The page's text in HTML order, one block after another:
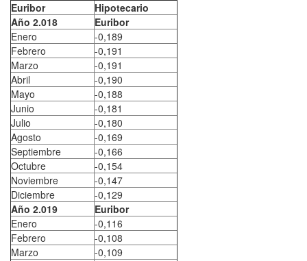
Euribor
Hipotecario
Año 2.018
Euribor
Enero
-0,189
Febrero
-0,191
Marzo
-0,191
Abril
-0,190
Mayo
-0,188
Junio
-0,181
Julio
-0,180
Agosto
-0,169
Septiembre
-0,166
Octubre
-0,154
Noviembre
-0,147
Diciembre
-0,129
Año 2.019
Euribor
Enero
-0,116
Febrero
-0,108
Marzo
-0,109